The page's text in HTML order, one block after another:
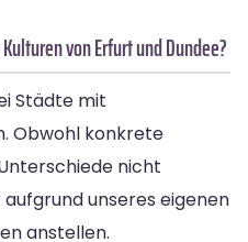
von Erfurt und Dundee?
Städte mit
Obwohl konkrete
nicht
unseres eigenen
anstellen.